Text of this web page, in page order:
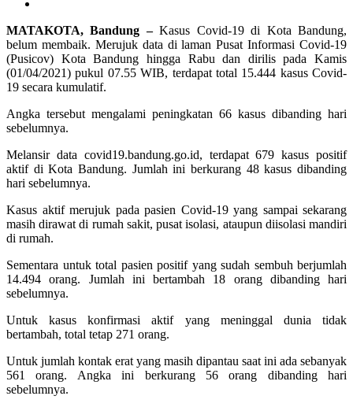
MATAKOTA, Bandung –Kasus Covid-19 di Kota Bandung,
belum membaik. Merujuk data di laman Pusat Informasi Covid-19
(Pusicov) Kota Bandung hingga Rabu dan dirilis pada Kamis
(01/04/2021) pukul 07.55 WIB, terdapat total 15.444 kasus Covid-
19 secara kumulatif.
Angka tersebut mengalami peningkatan 66 kasus dibanding hari
sebelumnya.
Melansir data covid19.bandung.go.id, terdapat 679 kasus positif
aktif di Kota Bandung. Jumlah ini berkurang 48 kasus dibanding
hari sebelumnya.
Kasus aktif merujuk pada pasien Covid-19 yang sampai sekarang
masih dirawat di rumah sakit, pusat isolasi, ataupun diisolasi mandiri
di rumah.
Sementara untuk total pasien positif yang sudah sembuh berjumlah
14.494 orang. Jumlah ini bertambah 18 orang dibanding hari
sebelumnya.
Untuk kasus konfirmasi aktif yang meninggal dunia tidak
bertambah, total tetap 271 orang.
Untuk jumlah kontak erat yang masih dipantau saat ini ada sebanyak
561 orang. Angka ini berkurang 56 orang dibanding hari
sebelumnya.